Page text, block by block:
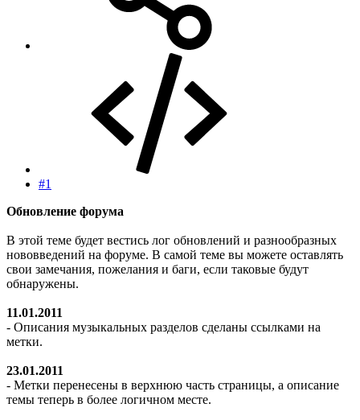
#1
Обновление форума
В этой теме будет вестись лог обновлений и разнообразных
нововведений на форуме. В самой теме вы можете оставлять
свои замечания, пожелания и баги, если таковые будут
обнаружены.
11.01.2011
- Описания музыкальных разделов сделаны ссылками на
метки.
23.01.2011
- Метки перенесены в верхнюю часть страницы, а описание
темы теперь в более логичном месте.